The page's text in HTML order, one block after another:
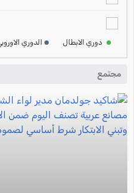
ترتيب
دوري الابطال الدوري
مجتمع